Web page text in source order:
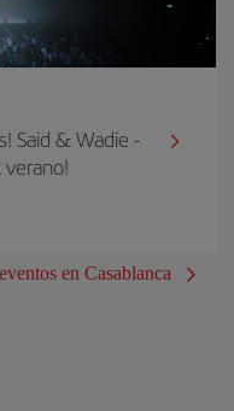
Said & Wadie -
en Casablanca